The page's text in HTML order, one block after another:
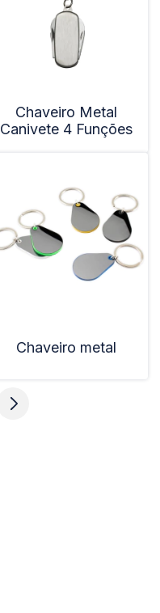
Chaveiro Metal
Canivete 4 Funções
Chaveiro metal